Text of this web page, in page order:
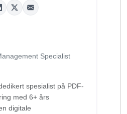
Specialist
spesialist på PDF-
med 6+ års
digitale